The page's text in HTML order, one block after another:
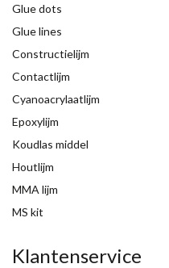
Glue dots
Glue lines
Constructielijm
Contactlijm
Cyanoacrylaatlijm
Epoxylijm
Koudlas middel
Houtlijm
MMA lijm
MS kit
Klantenservice